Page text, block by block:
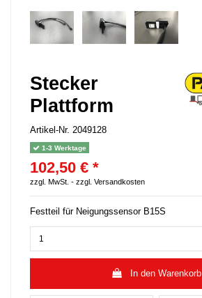
Stecker
Plattform
Artikel-Nr. 2049128
1-3 Werktage
102,50 € *
zzgl. MwSt. - zzgl. Versandkosten
Festteil für Neigungssensor B15S
In den Warenkorb